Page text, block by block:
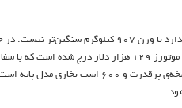
بلک‌برد با وزن ۹۵۲ کیلوگرم چندان از بیست آلفای استاندارد با وزن
نسخه‌ی استاندارد بیست آلفا در وب‌سایت رسمی رضوانی موتورز ۱۲۹ هزار